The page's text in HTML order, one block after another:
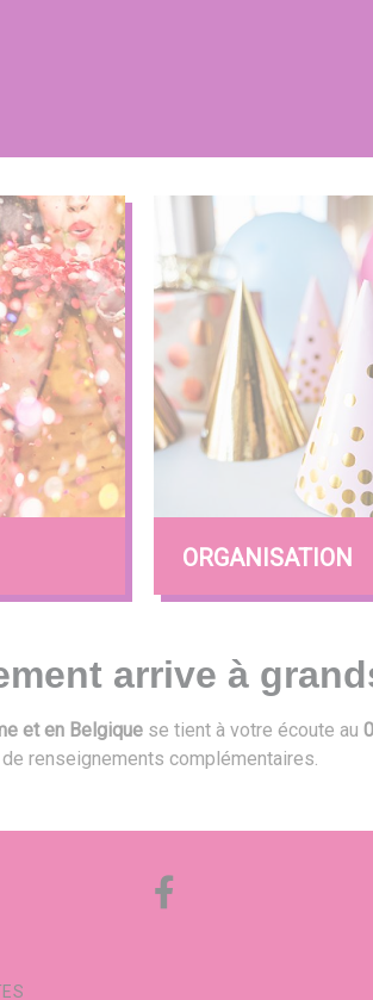
ORGANISATION
arrive à
et en Belgique se tient à votre écoute au
renseignements complémentaires.